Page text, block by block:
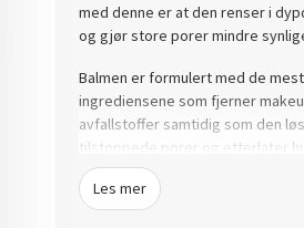
med denne er at den renser i
og gjør store porer mindre
Balmen er formulert med de
ingrediensene som fjerner
avfallstoffer samtidig som den
tilstoppede porer og etterlater
Produktet er spesialformulert
som består av AHA, BHA og LHA.
Les mer